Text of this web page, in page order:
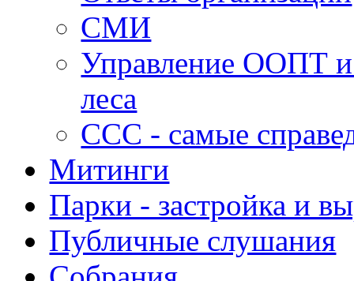
СМИ
Управление ООПТ и
леса
ССС - самые
Митинги
Парки - застройка и
Публичные слушания